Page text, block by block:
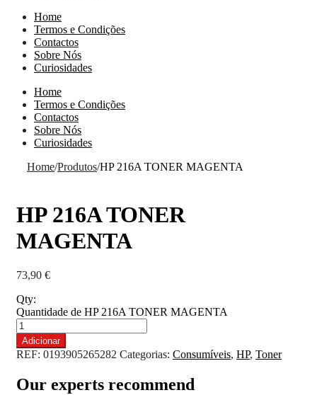
Home
Termos e Condições
Contactos
Sobre Nós
Curiosidades
Home
Termos e Condições
Contactos
Sobre Nós
Curiosidades
Home/Produtos/HP 216A TONER MAGENTA
HP 216A TONER
MAGENTA
73,90 €
Qty:
Quantidade de HP 216A TONER MAGENTA
Adicionar
REF: 0193905265282 Categorias: Consumíveis, HP, Toner
Our experts recommend